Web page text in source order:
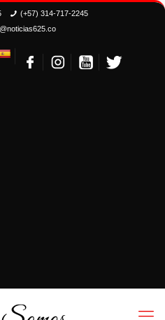
(+57) 314-717-2245